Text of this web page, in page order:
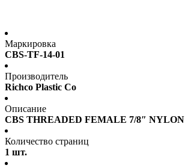
Маркировка
CBS-TF-14-01
Производитель
Richco Plastic Co
Описание
CBS THREADED FEMALE 7/8″ NYLON
Количество страниц
1 шт.